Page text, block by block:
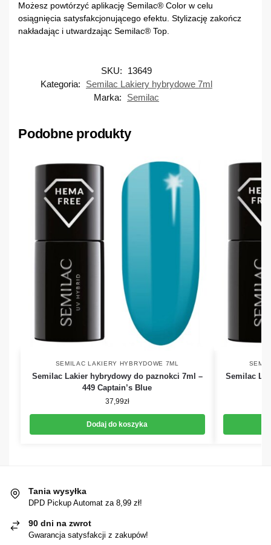
Możesz powtórzyć aplikację Semilac® Color w celu
osiągnięcia satysfakcjonującego efektu. Stylizację zakończ
nakładając i utwardzając Semilac® Top.
SKU:
13649
Kategoria:
Semilac Lakiery hybrydowe 7ml
Marka:
Semilac
Podobne produkty
SEMILAC LAKIERY HYBRYDOWE 7ML
Semilac Lakier hybrydowy do paznokci 7ml –
449 Captain’s Blue
37,99zł
Dodaj do koszyka
Semilac
Tania wysyłka
DPD Pickup Automat za 8,99 zł!
90 dni na zwrot
Gwarancja satysfakcji z zakupów!